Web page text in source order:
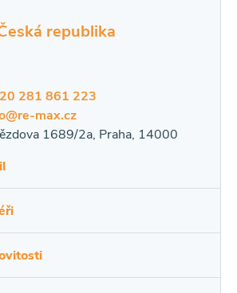
republika
281 861 223
max.cz
1689/2a, Praha, 14000